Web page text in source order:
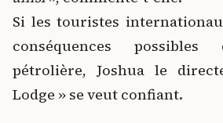
Si les touristes
conséquences possibles
pétrolière, Joshua le
Lodge » se veut confiant.